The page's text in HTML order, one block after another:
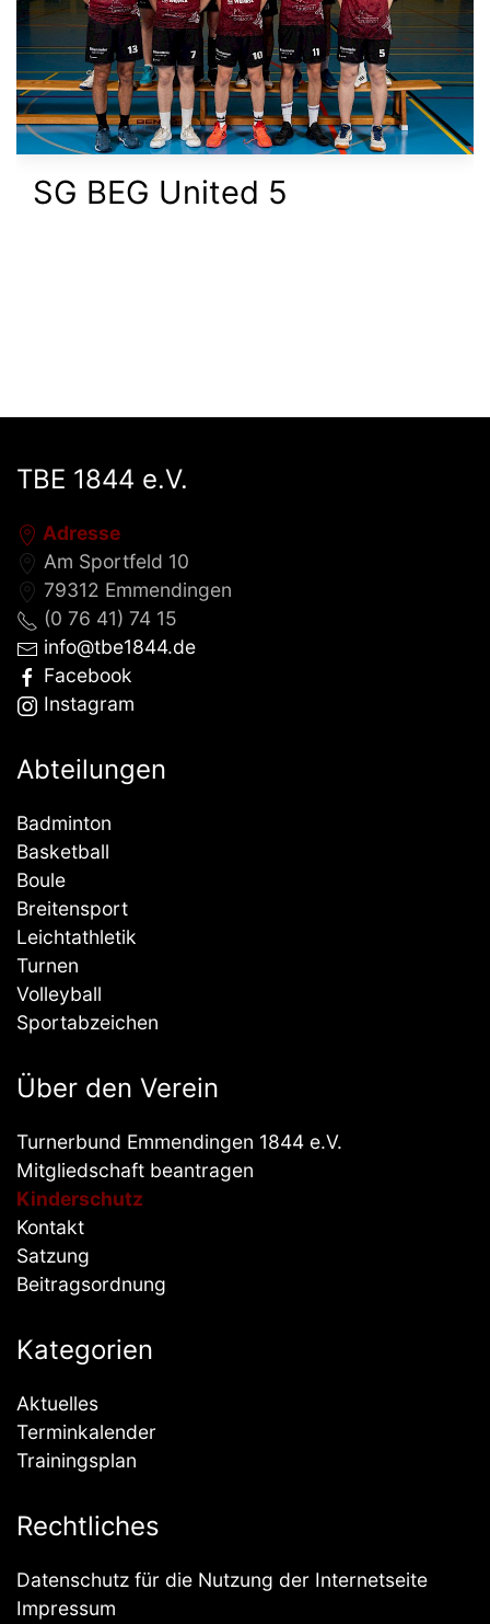
SG BEG United 5
TBE 1844 e.V.
Adresse
Am Sportfeld 10
79312 Emmendingen
(0 76 41) 74 15
info@tbe1844.de
Facebook
Instagram
Abteilungen
Badminton
Basketball
Boule
Breitensport
Leichtathletik
Turnen
Volleyball
Sportabzeichen
Über den Verein
Turnerbund Emmendingen 1844 e.V.
Mitgliedschaft beantragen
Kinderschutz
Kontakt
Satzung
Beitragsordnung
Kategorien
Aktuelles
Terminkalender
Trainingsplan
Rechtliches
Datenschutz für die Nutzung der Internetseite
Impressum